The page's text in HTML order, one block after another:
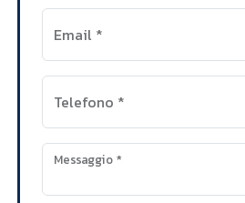
Email *
Telefono *
Messaggio*